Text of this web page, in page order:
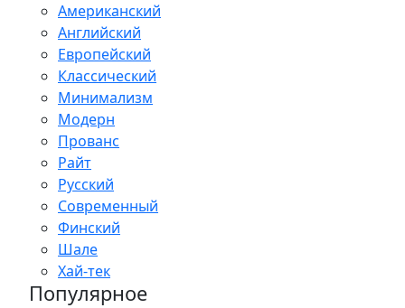
Американский
Английский
Европейский
Классический
Минимализм
Модерн
Прованс
Райт
Русский
Современный
Финский
Шале
Хай-тек
Популярное